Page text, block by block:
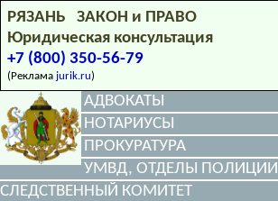
РЯЗАНЬ ЗАКОН и ПРАВО
Юридическая консультация
+7 (800) 350-56-79
(Реклама jurik.ru)
АДВОКАТЫ
НОТАРИУСЫ
ПРОКУРАТУРА
УМВД, ОТДЕЛЫ ПОЛИЦИИ
СЛЕДСТВЕННЫЙ КОМИТЕТ